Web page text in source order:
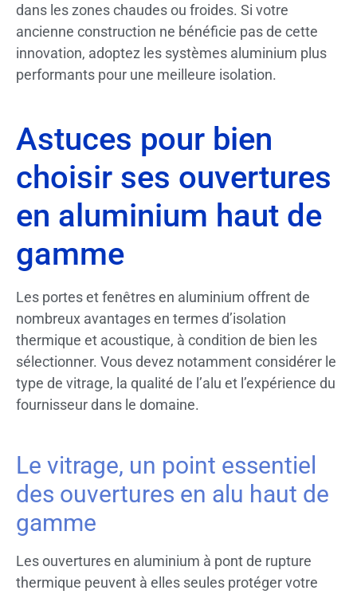
dans les zones chaudes ou froides. Si votre
ancienne construction ne bénéficie pas de cette
innovation, adoptez les systèmes aluminium plus
performants pour une meilleure isolation.
Astuces pour bien
choisir ses ouvertures
en aluminium haut de
gamme
Les portes et fenêtres en aluminium offrent de
nombreux avantages en termes d’isolation
thermique et acoustique, à condition de bien les
sélectionner. Vous devez notamment considérer le
type de vitrage, la qualité de l’alu et l’expérience du
fournisseur dans le domaine.
Le vitrage, un point essentiel
des ouvertures en alu haut de
gamme
Les ouvertures en aluminium à pont de rupture
thermique peuvent à elles seules protéger votre